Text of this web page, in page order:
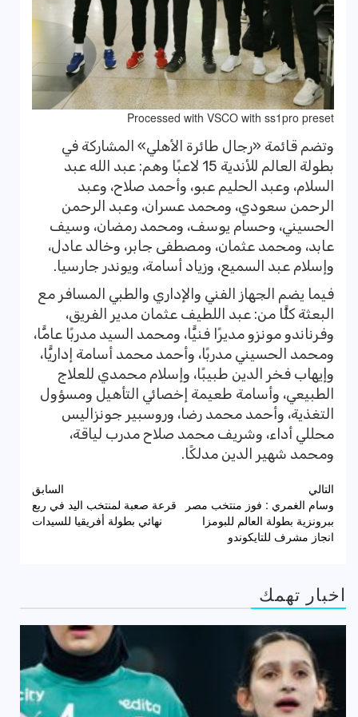
Processed with VSCO with ss1pro preset
وتضم قائمة «رجال طائرة الأهلي» المشاركة في
بطولة العالم للأندية 15 لاعبًا وهم: عبد الله عبد
السلام، وعبد الحليم عبو، وأحمد صلاح، وعبد
الرحمن سعودي، ومحمد عسران، وعبد الرحمن
الحسيني، وحسام يوسف، ومحمد رمضان، وسيف
عابد، ومحمد عثمان، ومصطفى جابر، وخالد عادل،
وإسلام عبد السميع، وزياد أسامة، ويوندر جارسيا.
فيما يضم الجهاز الفني والإداري والطبي المسافر مع
البعثة كلًّا من: عبد اللطيف عثمان مدير الفريق،
وفرناندو مونزو مديرًا فنيًّا، ومحمد السيد مدربًا عامًّا،
ومحمد الحسيني مدربًا، وأحمد محمد أسامة إداريًّا،
وإيهاب فخر الدين طبيبًا، وإسلام محمدي للعلاج
الطبيعي، وأسامة طعيمة إخصائي التأهيل ومسؤول
التغذية، وأحمد محمد رضا، وروسبير جونزاليس
محللي أداء، وشريف محمد صلاح مدرب لياقة،
ومحمد شهير الدين مدلكًا.
تصفّح
المقالات
السابق
قرعة صعبة لمنتخب اليد في ربع
نهائي بطولة أفريقيا للسيدات
التالي
وسام الغمري : فوز منتخب مصر
ببرونزية بطولة العالم للبومزا
انجاز مشرف للتايكوندو
اخبار تهمك